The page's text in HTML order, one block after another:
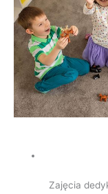
Zajęcia